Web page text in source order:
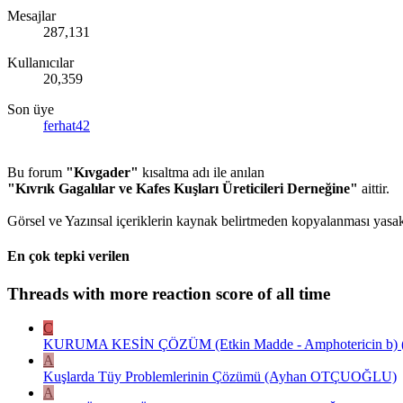
Mesajlar
287,131
Kullanıcılar
20,359
Son üye
ferhat42
Bu forum "Kıvgader" kısaltma adı ile anılan
"Kıvrık Gagalılar ve Kafes Kuşları Üreticileri Derneğine" aittir.
Görsel ve Yazınsal içeriklerin kaynak belirtmeden kopyalanması
En çok tepki verilen
Threads with more reaction score of all time
C
KURUMA KESİN ÇÖZÜM (Etkin Madde - Amphotericin b)
A
Kuşlarda Tüy Problemlerinin Çözümü (Ayhan OTÇUOĞLU)
A